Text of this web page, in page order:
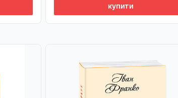
купити